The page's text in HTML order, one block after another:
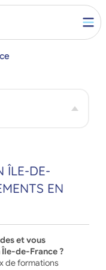
ÎLE-DE-
EN
et vous
de-France ?
de formations